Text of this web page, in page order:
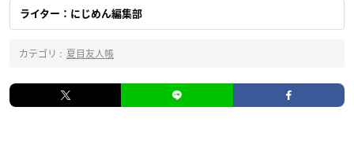
ライター：にじめん編集部
カテゴリ : 夏目友人帳